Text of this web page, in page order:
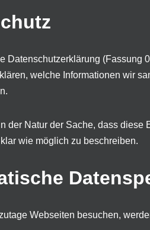
Datenschutzerklärung (Fassung
welche Informationen wir
der Natur der Sache, dass
wie möglich zu beschreiben.
Webseiten besuchen,